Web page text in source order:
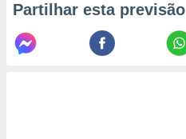
Partilhar esta previsão